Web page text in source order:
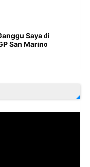
Saya di
San Marino